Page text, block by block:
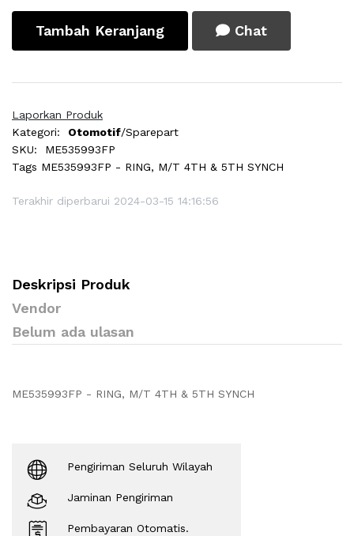
Tambah Keranjang Chat
Laporkan Produk
Kategori:
Otomotif/Sparepart
SKU:
ME535993FP
Tags ME535993FP - RING, M/T 4TH & 5TH SYNCH
Terakhir diperbarui 2024-03-15 14:16:56
Deskripsi Produk
Vendor
Belum ada ulasan
ME535993FP - RING, M/T 4TH & 5TH SYNCH
Pengiriman Seluruh Wilayah
Jaminan Pengiriman
Pembayaran Otomatis.